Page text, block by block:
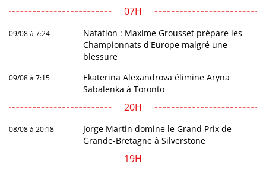
07H
09/08 à 7:24
Natation : Maxime Grousset prépare les
Championnats d'Europe malgré une
blessure
09/08 à 7:15
Ekaterina Alexandrova élimine Aryna
Sabalenka à Toronto
20H
08/08 à 20:18
Jorge Martin domine le Grand Prix de
Grande-Bretagne à Silverstone
19H